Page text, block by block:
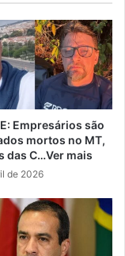
Empresários são
mortos no MT,
das C…Ver mais
de 2026